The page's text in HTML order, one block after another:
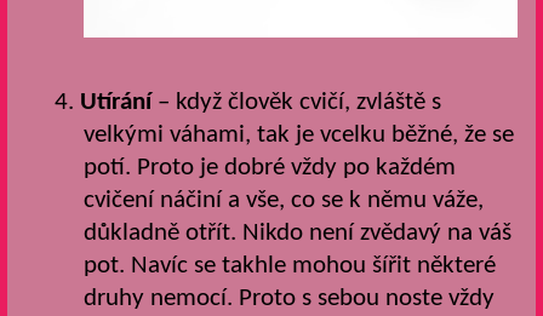
4. Utírání – když člověk cvičí, zvláště s
velkými váhami, tak je vcelku běžné, že se
potí. Proto je dobré vždy po každém
cvičení náčiní a vše, co se k němu váže,
důkladně otřít. Nikdo není zvědavý na váš
pot. Navíc se takhle mohou šířit některé
druhy nemocí. Proto s sebou noste vždy